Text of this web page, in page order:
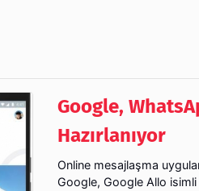
Google,
Hazırlanıyor
Online mesajlaşma
Google, Google Allo isimli